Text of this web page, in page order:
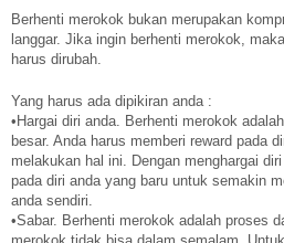
Berhenti merokok bukan merupakan
langgar. Jika ingin berhenti merokok,
harus dirubah.
Yang harus ada dipikiran anda :
•Hargai diri anda. Berhenti merokok
besar. Anda harus memberi reward pada
melakukan hal ini. Dengan menghargai
pada diri anda yang baru untuk semakin
anda sendiri.
•Sabar. Berhenti merokok adalah proses